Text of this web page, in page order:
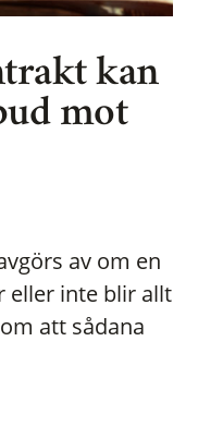
kan
mot
av om en
eller inte blir allt
att sådana